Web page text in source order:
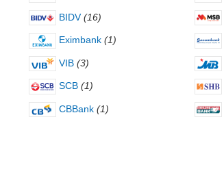
BIDV (16)
Eximbank (1)
VIB (3)
SCB (1)
CBBank (1)